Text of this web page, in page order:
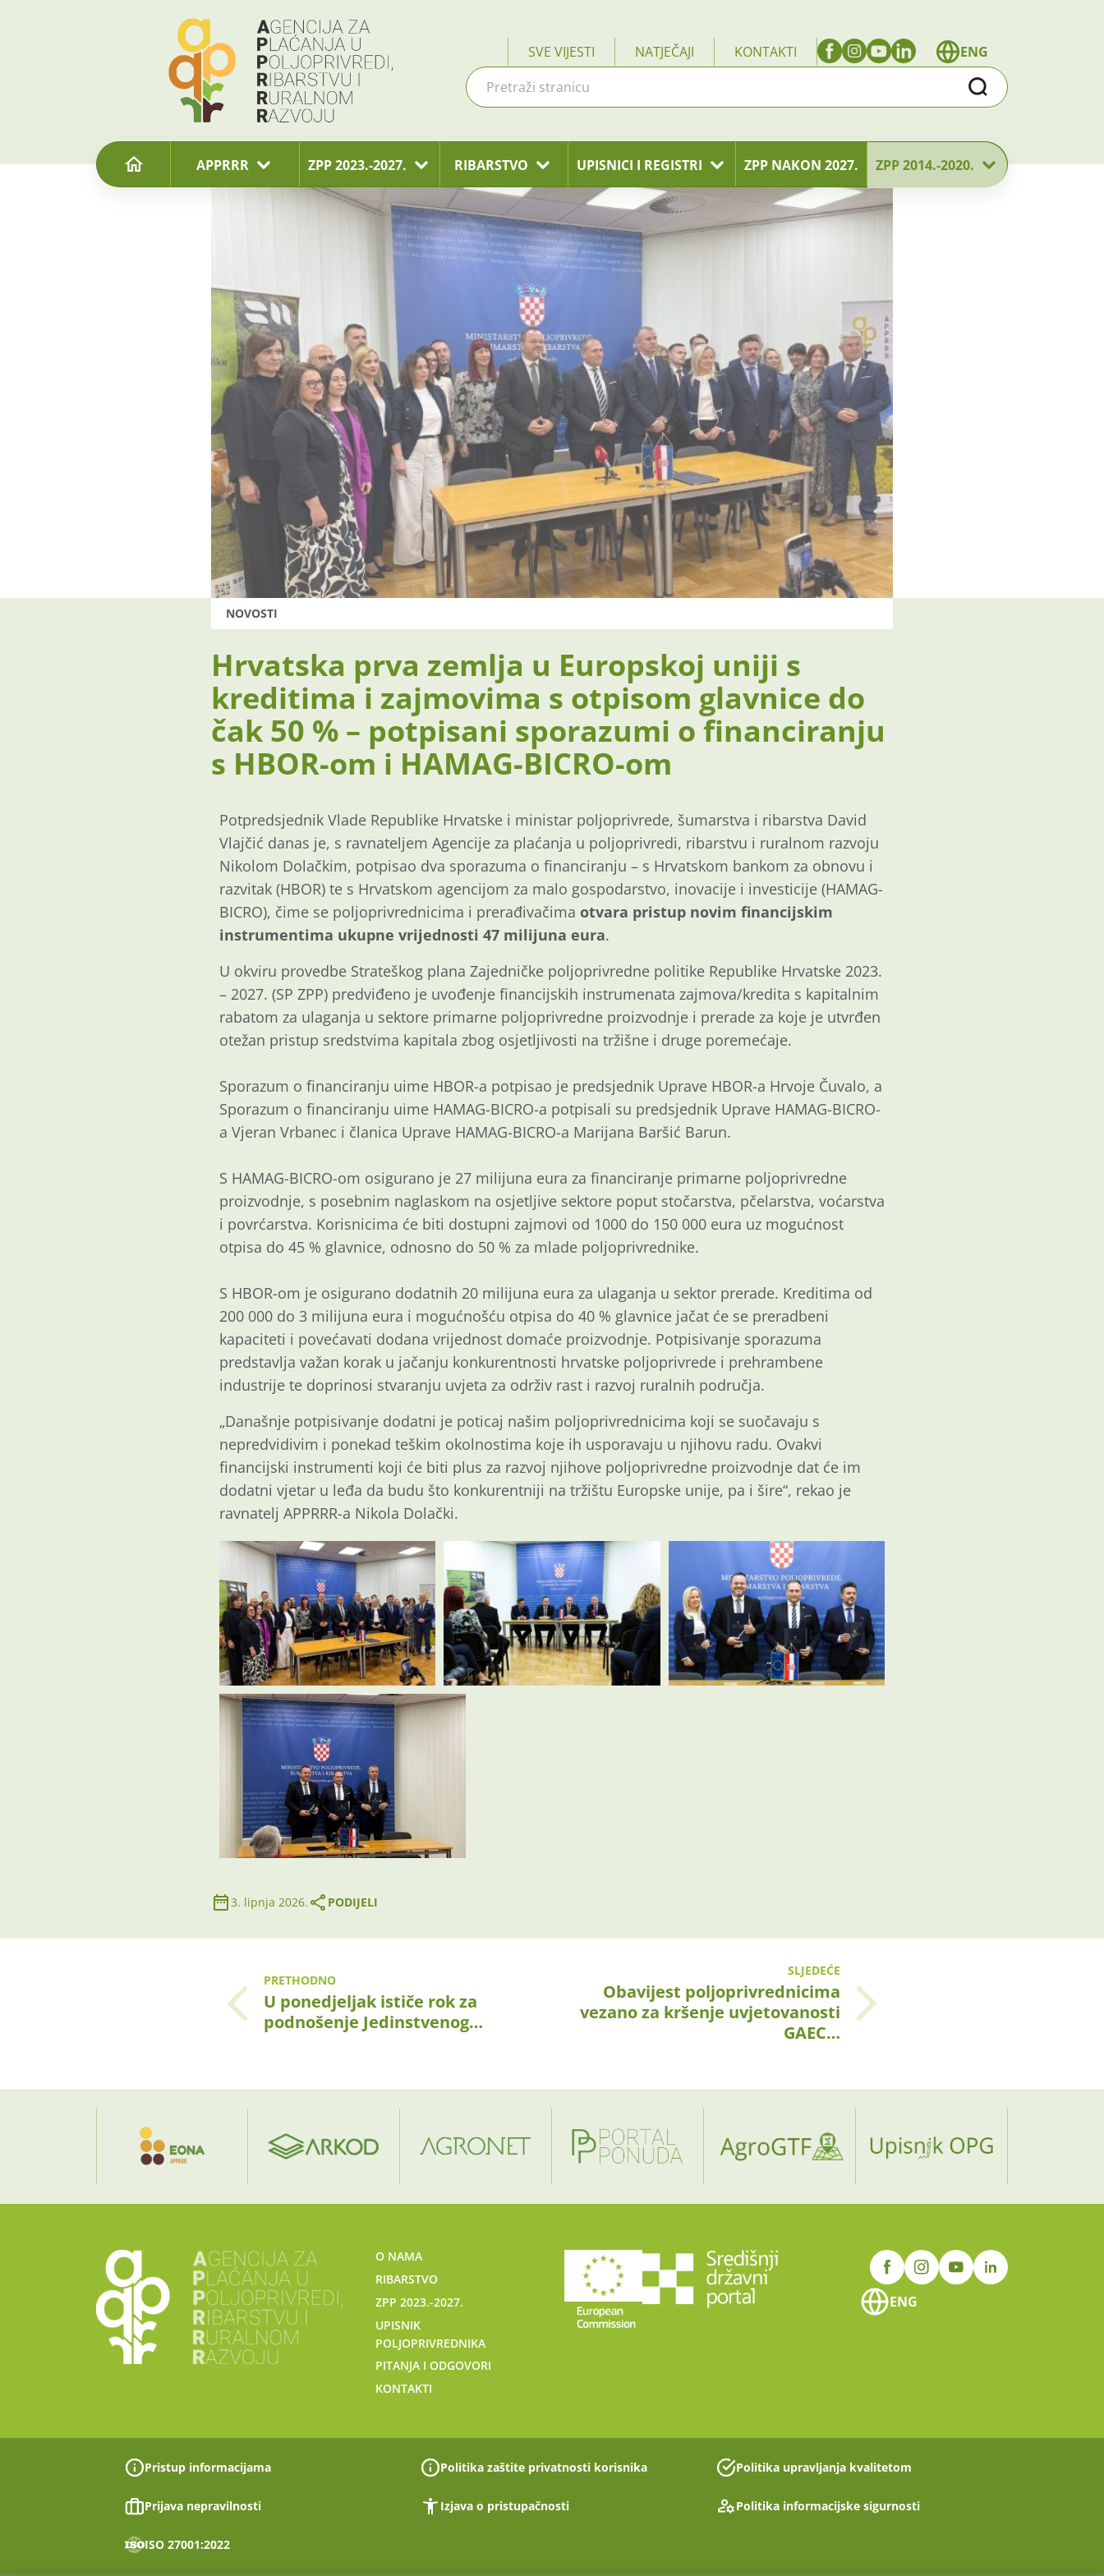
SVE VIJESTI NATJEČAJI KONTAKTI
ENG
Traži
APPRRR ZPP 2023.-2027. RIBARSTVO UPISNICI I REGISTRI ZPP NAKON 2027. ZPP 2014.-2020.
NOVOSTI
Hrvatska prva zemlja u Europskoj uniji s
kreditima i zajmovima s otpisom glavnice do
čak 50 % – potpisani sporazumi o financiranju
s HBOR-om i HAMAG-BICRO-om
Potpredsjednik Vlade Republike Hrvatske i ministar poljoprivrede, šumarstva i ribarstva David
Vlajčić danas je, s ravnateljem Agencije za plaćanja u poljoprivredi, ribarstvu i ruralnom razvoju
Nikolom Dolačkim, potpisao dva sporazuma o financiranju – s Hrvatskom bankom za obnovu i
razvitak (HBOR) te s Hrvatskom agencijom za malo gospodarstvo, inovacije i investicije (HAMAG-
BICRO), čime se poljoprivrednicima i prerađivačima otvara pristup novim financijskim
instrumentima ukupne vrijednosti 47 milijuna eura.
U okviru provedbe Strateškog plana Zajedničke poljoprivredne politike Republike Hrvatske 2023.
– 2027. (SP ZPP) predviđeno je uvođenje financijskih instrumenata zajmova/kredita s kapitalnim
rabatom za ulaganja u sektore primarne poljoprivredne proizvodnje i prerade za koje je utvrđen
otežan pristup sredstvima kapitala zbog osjetljivosti na tržišne i druge poremećaje.
Sporazum o financiranju uime HBOR-a potpisao je predsjednik Uprave HBOR-a Hrvoje Čuvalo, a
Sporazum o financiranju uime HAMAG-BICRO-a potpisali su predsjednik Uprave HAMAG-BICRO-
a Vjeran Vrbanec i članica Uprave HAMAG-BICRO-a Marijana Baršić Barun.
S HAMAG-BICRO-om osigurano je 27 milijuna eura za financiranje primarne poljoprivredne
proizvodnje, s posebnim naglaskom na osjetljive sektore poput stočarstva, pčelarstva, voćarstva
i povrćarstva. Korisnicima će biti dostupni zajmovi od 1000 do 150 000 eura uz mogućnost
otpisa do 45 % glavnice, odnosno do 50 % za mlade poljoprivrednike.
S HBOR-om je osigurano dodatnih 20 milijuna eura za ulaganja u sektor prerade. Kreditima od
200 000 do 3 milijuna eura i mogućnošću otpisa do 40 % glavnice jačat će se preradbeni
kapaciteti i povećavati dodana vrijednost domaće proizvodnje. Potpisivanje sporazuma
predstavlja važan korak u jačanju konkurentnosti hrvatske poljoprivrede i prehrambene
industrije te doprinosi stvaranju uvjeta za održiv rast i razvoj ruralnih područja.
„Današnje potpisivanje dodatni je poticaj našim poljoprivrednicima koji se suočavaju s
nepredvidivim i ponekad teškim okolnostima koje ih usporavaju u njihovu radu. Ovakvi
financijski instrumenti koji će biti plus za razvoj njihove poljoprivredne proizvodnje dat će im
dodatni vjetar u leđa da budu što konkurentniji na tržištu Europske unije, pa i šire“, rekao je
ravnatelj APPRRR-a Nikola Dolački.
3. lipnja 2026. PODIJELI
PRETHODNO
U ponedjeljak ističe rok za
podnošenje Jedinstvenog…
SLJEDEĆE
Obavijest poljoprivrednicima
vezano za kršenje uvjetovanosti
GAEC…
O NAMA
RIBARSTVO
ZPP 2023.-2027.
UPISNIK
POLJOPRIVREDNIKA
PITANJA I ODGOVORI
KONTAKTI
ENG
Pristup informacijama Politika zaštite privatnosti korisnika Politika upravljanja kvalitetom
Prijava nepravilnosti Izjava o pristupačnosti Politika informacijske sigurnosti
ISO 27001:2022